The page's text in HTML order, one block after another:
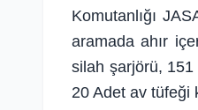
Komutanlığı
aramada ahır
silah şarjörü,
20 Adet av tüfeği